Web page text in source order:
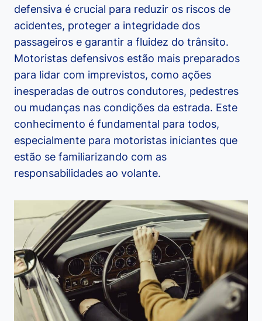
defensiva é crucial para reduzir os riscos de
acidentes, proteger a integridade dos
passageiros e garantir a fluidez do trânsito.
Motoristas defensivos estão mais preparados
para lidar com imprevistos, como ações
inesperadas de outros condutores, pedestres
ou mudanças nas condições da estrada. Este
conhecimento é fundamental para todos,
especialmente para motoristas iniciantes que
estão se familiarizando com as
responsabilidades ao volante.